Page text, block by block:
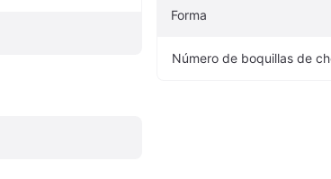
Forma
Número de boquillas de